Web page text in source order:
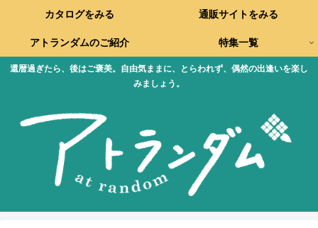
還暦過ぎたら、後はご褒美。自由気ままに、とらわれず、偶然の出逢いを楽し
みましょう。
カタログをみる 通販サイトをみる
アトランダムのご紹介 特集一覧